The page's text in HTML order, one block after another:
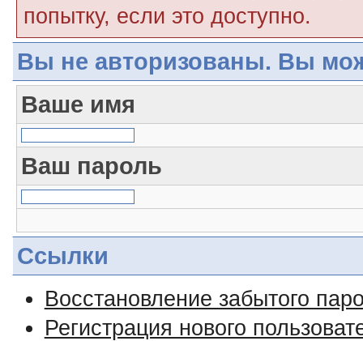
попытку, если это доступно.
Вы не авторизованы. Вы
Ваше имя
Ваш пароль
Ссылки
Восстановление забытого
Регистрация нового